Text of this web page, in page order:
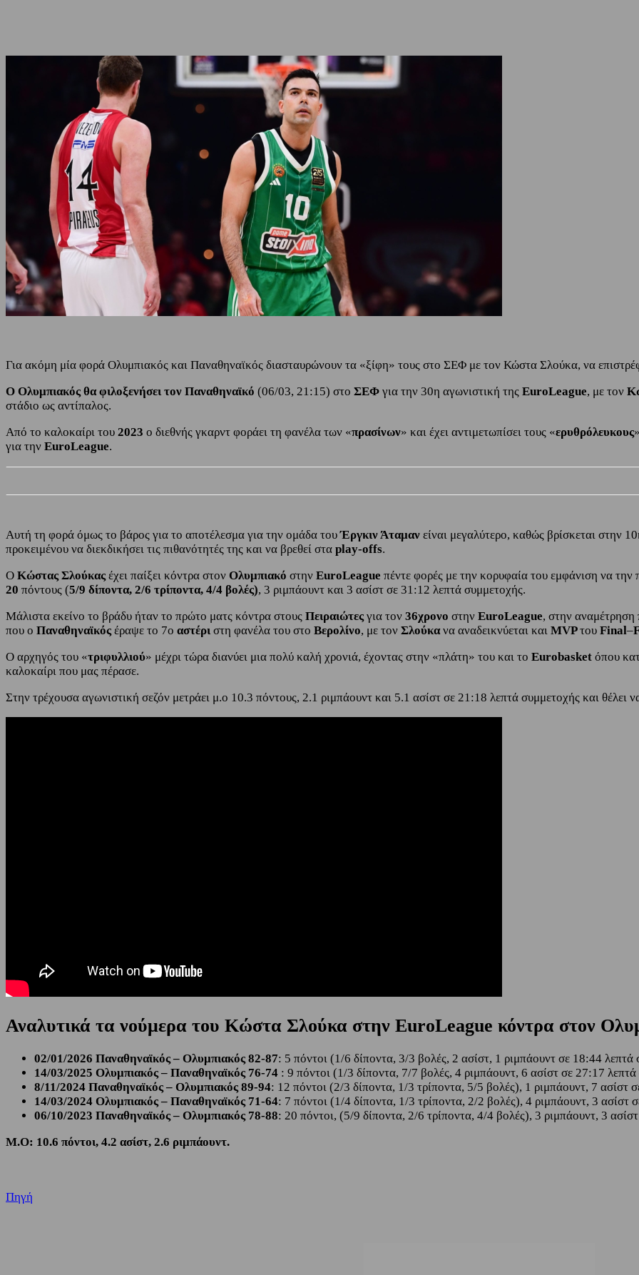
Για ακόμη μία φορά Ολυμπιακός και Παναθηναϊκός διασταυρώνουν τα «ξίφη» τους στο ΣΕΦ με τον Κώστα Σλούκα, να
Ο Ολυμπιακός θα φιλοξενήσει τον Παναθηναϊκό (06/03, 21:15) στο ΣΕΦ για την 30η αγωνιστική της EuroLeague, με τον
στάδιο ως αντίπαλος.
Από το καλοκαίρι του 2023 ο διεθνής γκαρντ φοράει τη φανέλα των «πρασίνων» και έχει αντιμετωπίσει τους «ερυθρόλευκους
για την EuroLeague.
Αυτή τη φορά όμως το βάρος για το αποτέλεσμα για την ομάδα τουΈργκιν Άταμαν είναι μεγαλύτερο, καθώς βρίσκεται στην
προκειμένου να διεκδικήσει τις πιθανότητές της και να βρεθεί στα play-offs.
Ο Κώστας Σλούκας έχει παίξει κόντρα στον Ολυμπιακό στην EuroLeague πέντε φορές με την κορυφαία του εμφάνιση να την
20 πόντους (5/9 δίποντα, 2/6 τρίποντα, 4/4 βολές), 3 ριμπάουντ και 3 ασίστ σε 31:12 λεπτά συμμετοχής.
Μάλιστα εκείνο το βράδυ ήταν το πρώτο ματς κόντρα στους Πειραιώτες για τον 36χρονο στην EuroLeague, στην αναμέτρηση
που ο Παναθηναϊκός έραψε το 7ο αστέρι στη φανέλα του στο Βερολίνο, με τον Σλούκανα αναδεικνύεται και MVPτου Final–
Ο αρχηγός του «τριφυλλιού» μέχρι τώρα διανύει μια πολύ καλή χρονιά, έχοντας στην «πλάτη» του και το Eurobasket όπου
καλοκαίρι που μας πέρασε.
Στην τρέχουσα αγωνιστική σεζόν μετράει μ.ο 10.3 πόντους, 2.1 ριμπάουντ και 5.1 ασίστ σε 21:18 λεπτά συμμετοχής και
Αναλυτικά τα νούμερα του Κώστα Σλούκα στην EuroLeague κόντρα στον
02/01/2026 Παναθηναϊκός – Ολυμπιακός 82-87: 5 πόντοι (1/6 δίποντα, 3/3 βολές, 2 ασίστ, 1 ριμπάουντ σε 18:44 λεπτά
14/03/2025 Ολυμπιακός – Παναθηναϊκός 76-74 : 9 πόντοι (1/3 δίποντα, 7/7 βολές, 4 ριμπάουντ, 6 ασίστ σε 27:17
8/11/2024 Παναθηναϊκός – Ολυμπιακός 89-94: 12 πόντοι (2/3 δίποντα, 1/3 τρίποντα, 5/5 βολές), 1 ριμπάουντ, 7 ασίστ
14/03/2024 Ολυμπιακός – Παναθηναϊκός 71-64: 7 πόντοι (1/4 δίποντα, 1/3 τρίποντα, 2/2 βολές), 4 ριμπάουντ, 3 ασίστ
06/10/2023 Παναθηναϊκός – Ολυμπιακός 78-88: 20 πόντοι, (5/9 δίποντα, 2/6 τρίποντα, 4/4 βολές), 3 ριμπάουντ, 3
Μ.Ο: 10.6 πόντοι, 4.2 ασίστ, 2.6 ριμπάουντ.
Πηγή